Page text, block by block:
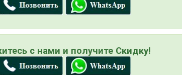
с нами и получите Скидку!